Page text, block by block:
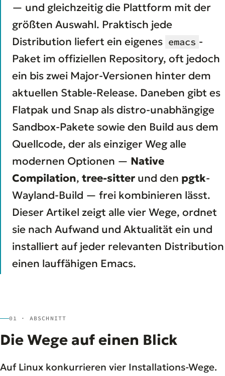
— und gleichzeitig die Plattform mit der
größten Auswahl. Praktisch jede
Distribution liefert ein eigenes emacs -
Paket im offiziellen Repository, oft jedoch
ein bis zwei Major-Versionen hinter dem
aktuellen Stable-Release. Daneben gibt es
Flatpak und Snap als distro-unabhängige
Sandbox-Pakete sowie den Build aus dem
Quellcode, der als einziger Weg alle
modernen Optionen — Native
Compilation, tree-sitter und den pgtk-
Wayland-Build — frei kombinieren lässt.
Dieser Artikel zeigt alle vier Wege, ordnet
sie nach Aufwand und Aktualität ein und
installiert auf jeder relevanten Distribution
einen lauffähigen Emacs.
01 · ABSCHNITT
Die Wege auf einen Blick
Auf Linux konkurrieren vier Installations-Wege.